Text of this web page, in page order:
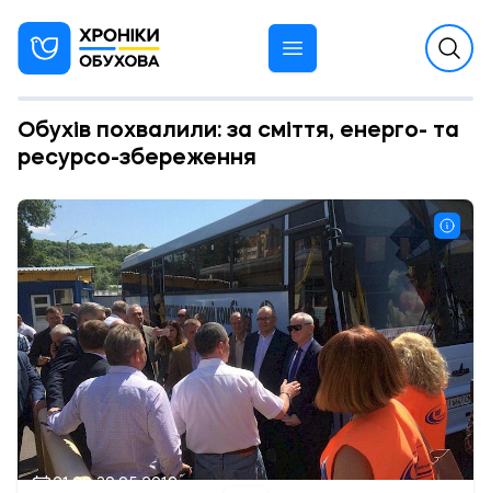
Обухів похвалили: за сміття, енерго- та
ресурсо-збереження
21:26 30.05.2019